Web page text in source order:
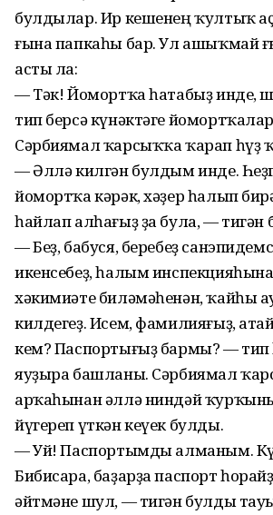
булдылар. Ир кешенең ҡултыҡ
ғына папкаһы бар. Ул ашыҡмай
асты ла:
— Тәк! Йомортҡа һатабыҙ инде,
тип берсә күнәктәге
Сәрбиямал ҡарсыҡҡа ҡарап һүҙ
— Әллә килгән булдым инде.
йомортҡа кәрәк, хәҙер һалып
һайлап алһағыҙ ҙа була, — тигән
— Беҙ, бабуся, беребеҙ
икенсебеҙ, һалым
хәкимиәте биләмәһенән, ҡайһы
килдегеҙ. Исем, фамилияғыҙ,
кем? Паспортығыҙ бармы? — тип
яуҙыра башланы. Сәрбиямал
арҡаһынан әллә ниндәй
йүгереп үткән кеүек булды.
— Уй! Паспортымды алманым.
Бибисара, баҙарҙа паспорт
әйтмәне шул, — тигән булды